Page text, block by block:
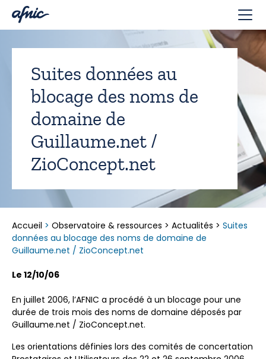
Suites données au
blocage des noms de
domaine de
Guillaume.net /
ZioConcept.net
Accueil > Observatoire & ressources > Actualités > Suites
données au blocage des noms de domaine de
Guillaume.net / ZioConcept.net
Le 12/10/06
En juillet 2006, l’AFNIC a procédé à un blocage pour une
durée de trois mois des noms de domaine déposés par
Guillaume.net / ZioConcept.net.
Les orientations définies lors des comités de concertation
Panneau de gestion des cookies